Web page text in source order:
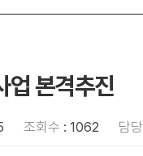
업 본격추진
조회수 : 1062 담